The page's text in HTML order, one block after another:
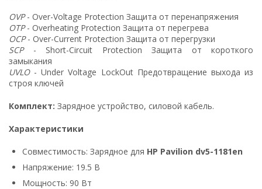
OVP- Over-Voltage Protection Защита от перенапряжения
OTP- Overheating Protection Защита от перегрева
OCP- Over-Current Protection Защита от перегрузки
SCP- Short-Circuit Protection Защита от короткого
замыкания
UVLO- Under Voltage LockOut Предотвращение выхода из
строя ключей
Комплект: Зарядное устройство, силовой кабель.
Характеристики
Совместимость: Зарядное для HP Pavilion dv5-1181en
Напряжение: 19.5 В
Мощность: 90 Вт